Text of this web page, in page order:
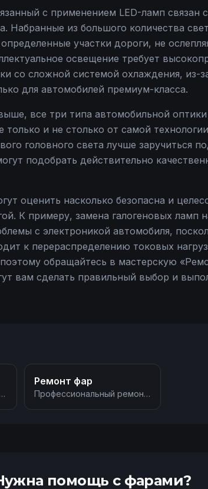
с применением LED-ламп связан
Набранные из большого количества
участки дороги, не
освещение требует
со сложной системой охлаждения, из-
для автомобилей премиум-класса.
все три типа автомобильной
и не столько от самой
головного света лучше заручиться
подобрать действительно
оценить насколько безопасна и
К примеру, замена галогеновых ламп
с электроникой автомобиля,
к перераспределению токовых
обращайтесь в мастерскую
вам сделать правильный выбор и
Ремонт фар
Профессиональный ремонт
помощь с фарами?